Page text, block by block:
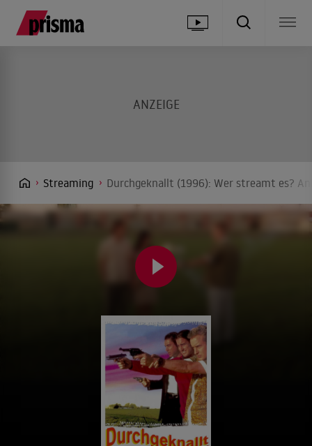
Streaming Durchgeknallt (1996): Wer streamt es?